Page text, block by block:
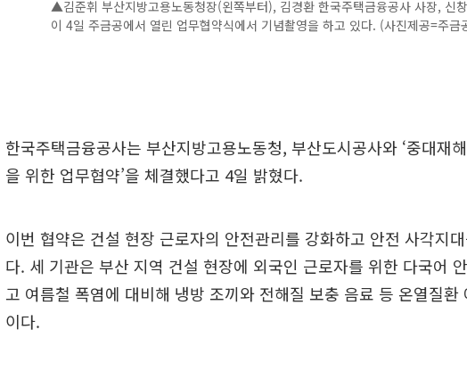
▲김준휘 부산지방고용노동청장(왼쪽부터), 김경환 한국주택금융공사 사장, 신
이 4일 주금공에서 열린 업무협약식에서 기념촬영을 하고 있다. (사진제공=주금
한국주택금융공사는 부산지방고용노동청, 부산도시공사와 ‘중대재
을 위한 업무협약’을 체결했다고 4일 밝혔다.
이번 협약은 건설 현장 근로자의 안전관리를 강화하고 안전 사각지
다. 세 기관은 부산 지역 건설 현장에 외국인 근로자를 위한 다국어
고 여름철 폭염에 대비해 냉방 조끼와 전해질 보충 음료 등 온열질환
이다.